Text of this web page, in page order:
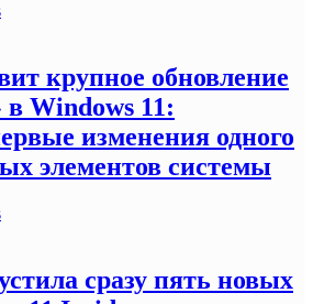
крупное обновление
Windows 11:
изменения одного
элементов системы
сразу пять новых